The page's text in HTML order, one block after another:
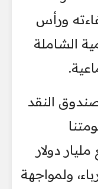
ورأس
الشاملة
النقد
دولار
ولمواجهة